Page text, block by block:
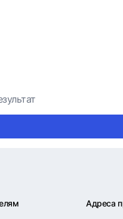
Адреса